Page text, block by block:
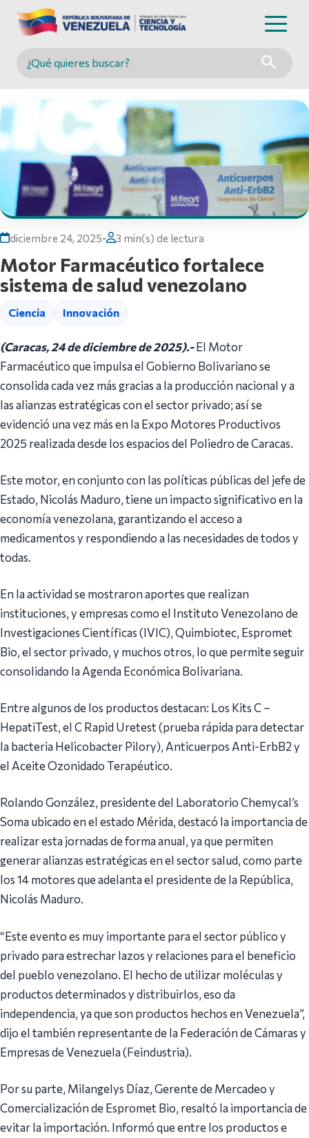
Buscar en MINCYT
diciembre 24, 2025• 3 min(s) de lectura
Motor Farmacéutico fortalece
sistema de salud venezolano
Ciencia Innovación
(Caracas, 24 de diciembre de 2025).-El Motor
Farmacéutico que impulsa el Gobierno Bolivariano se
consolida cada vez más gracias a la producción nacional y a
las alianzas estratégicas con el sector privado; así se
evidenció una vez más en la Expo Motores Productivos
2025 realizada desde los espacios del Poliedro de Caracas.
Este motor, en conjunto con las políticas públicas del jefe de
Estado, Nicolás Maduro, tiene un impacto significativo en la
economía venezolana, garantizando el acceso a
medicamentos y respondiendo a las necesidades de todos y
todas.
En la actividad se mostraron aportes que realizan
instituciones, y empresas como el Instituto Venezolano de
Investigaciones Científicas (IVIC), Quimbiotec, Espromet
Bio, el sector privado, y muchos otros, lo que permite seguir
consolidando la Agenda Económica Bolivariana.
Entre algunos de los productos destacan: Los Kits C –
HepatiTest, el C Rapid Uretest (prueba rápida para detectar
la bacteria Helicobacter Pilory), Anticuerpos Anti-ErbB2 y
el Aceite Ozonidado Terapéutico.
Rolando González, presidente del Laboratorio Chemycal’s
Soma ubicado en el estado Mérida, destacó la importancia de
realizar esta jornadas de forma anual, ya que permiten
generar alianzas estratégicas en el sector salud, como parte
los 14 motores que adelanta el presidente de la República,
Nicolás Maduro.
“Este evento es muy importante para el sector público y
privado para estrechar lazos y relaciones para el beneficio
del pueblo venezolano. El hecho de utilizar moléculas y
productos determinados y distribuirlos, eso da
independencia, ya que son productos hechos en Venezuela”,
dijo el también representante de la Federación de Cámaras y
Empresas de Venezuela (Feindustria).
Por su parte, Milangelys Díaz, Gerente de Mercadeo y
Comercialización de Espromet Bio, resaltó la importancia de
evitar la importación. Informó que entre los productos e